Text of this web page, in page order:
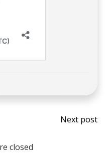
Next post
closed